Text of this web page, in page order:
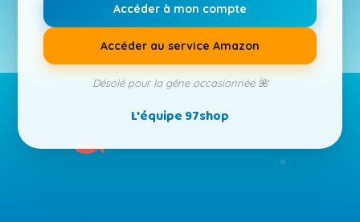
Accéder à mon compte
Accéder au service Amazon
Désolé pour la gêne occasionnée 🌺
L'équipe 97shop